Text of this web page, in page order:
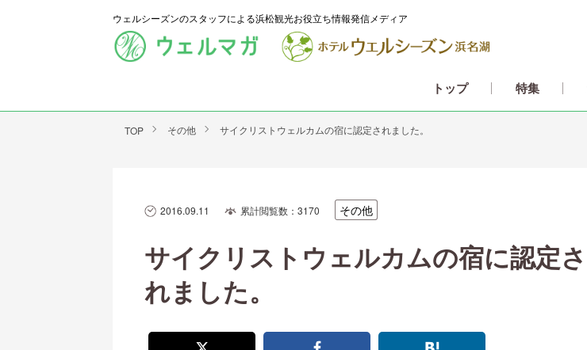
ウェルシーズンのスタッフによる浜松観光お役立ち情報発信メディア
トップ 特集
TOP その他 サイクリストウェルカムの宿に認定されました。
2016.09.11 累計閲覧数：3170 その他
サイクリストウェルカムの宿に認定さ
れました。